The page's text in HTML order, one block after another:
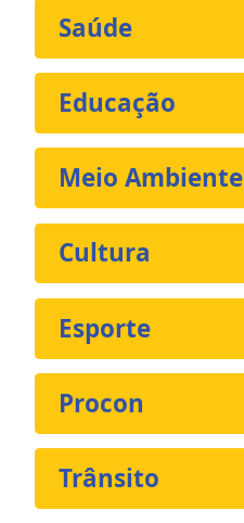
Saúde
Educação
Meio Ambiente
Cultura
Esporte
Procon
Trânsito